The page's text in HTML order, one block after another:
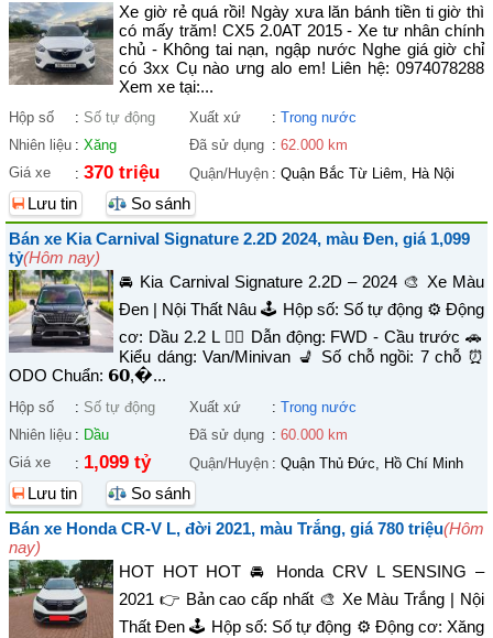
Xe giờ rẻ quá rồi! Ngày xưa lăn bánh tiền ti giờ thì
có mấy trăm! CX5 2.0AT 2015 - Xe tư nhân chính
chủ - Không tai nạn, ngập nước Nghe giá giờ chỉ
có 3xx Cụ nào ưng alo em! Liên hệ: 0974078288
Xem xe tại:...
Hộp số : Số tự động Xuất xứ : Trong nước
Nhiên liệu : Xăng Đã sử dụng : 62.000 km
Giá xe
: 370 triệu Quận/Huyện : Quận Bắc Từ Liêm, Hà Nội
Lưu tin
So sánh
Bán xe Kia Carnival Signature 2.2D 2024, màu Đen, giá 1,099
tỷ(Hôm nay)
🚘 Kia Carnival Signature 2.2D – 2024 🎨 Xe Màu
Đen | Nội Thất Nâu 🕹️ Hộp số: Số tự động ⚙️ Động
cơ: Dầu 2.2 L 🚴‍♀️ Dẫn động: FWD - Cầu trước 🚗
Kiểu dáng: Van/Minivan 💺 Số chỗ ngồi: 7 chỗ ⏰
ODO Chuẩn: 𝟲𝟬,�...
Hộp số : Số tự động Xuất xứ : Trong nước
Nhiên liệu : Dầu Đã sử dụng : 60.000 km
Giá xe
: 1,099 tỷ Quận/Huyện : Quận Thủ Đức, Hồ Chí Minh
Lưu tin
So sánh
Bán xe Honda CR-V L, đời 2021, màu Trắng, giá 780 triệu(Hôm
nay)
HOT HOT HOT 🚘 Honda CRV L SENSING –
2021 👉 Bản cao cấp nhất 🎨 Xe Màu Trắng | Nội
Thất Đen 🕹️ Hộp số: Số tự động ⚙️ Động cơ: Xăng